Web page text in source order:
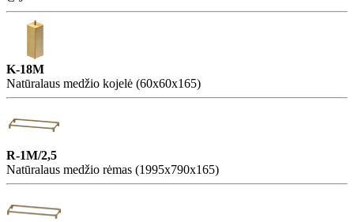
K-18M
Natūralaus medžio kojelė (60x60x165)
R-1M/2,5
Natūralaus medžio rėmas (1995x790x165)